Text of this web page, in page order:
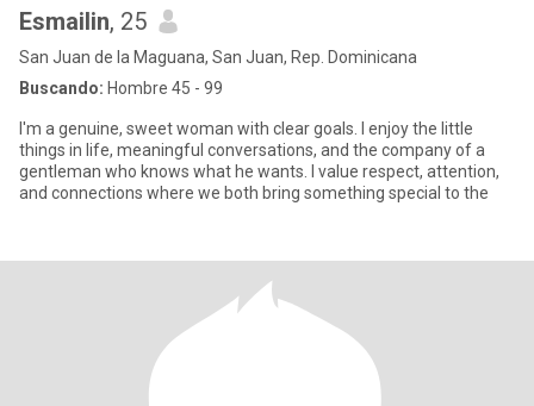
Esmailin, 25
San Juan de la Maguana, San Juan, Rep. Dominicana
Buscando: Hombre 45 - 99
I'm a genuine, sweet woman with clear goals. I enjoy the little
things in life, meaningful conversations, and the company of a
gentleman who knows what he wants. I value respect, attention,
and connections where we both bring something special to the